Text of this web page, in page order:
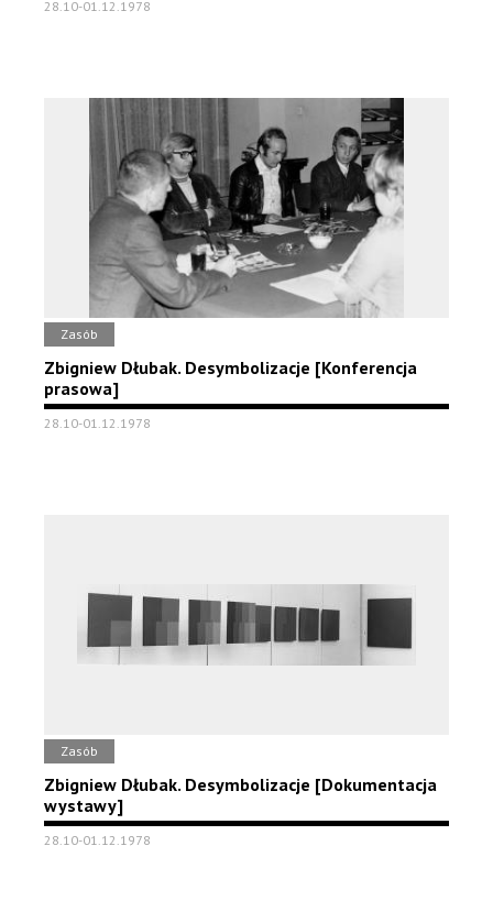
28.10-01.12.1978
Zasób
Zbigniew Dłubak. Desymbolizacje [Konferencja
prasowa]
28.10-01.12.1978
Zasób
Zbigniew Dłubak. Desymbolizacje [Dokumentacja
wystawy]
28.10-01.12.1978